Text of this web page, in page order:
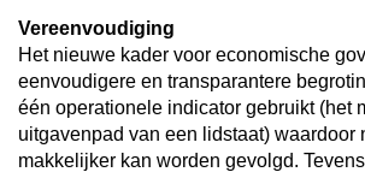
Vereenvoudiging
Het nieuwe kader voor economische
eenvoudigere en transparantere
één operationele indicator gebruikt (het
uitgavenpad van een lidstaat) waardoor
makkelijker kan worden gevolgd.